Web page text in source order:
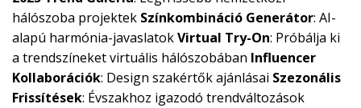
hálószoba projektek Színkombináció Generátor: AI-
alapú harmónia-javaslatokVirtual Try-On: Próbálja ki
a trendszíneket virtuális hálószobában Influencer
Kollaborációk: Design szakértők ajánlásai Szezonális
Frissítések: Évszakhoz igazodó trendváltozások